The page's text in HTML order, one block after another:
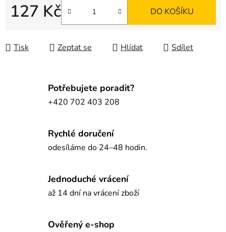
127 Kč DO KOŠÍKU
Tisk Zeptat se Hlídat Sdílet
Potřebujete poradit?
+420 702 403 208
Rychlé doručení
odesíláme do 24–48 hodin.
Jednoduché vrácení
až 14 dní na vrácení zboží
Ověřený e-shop